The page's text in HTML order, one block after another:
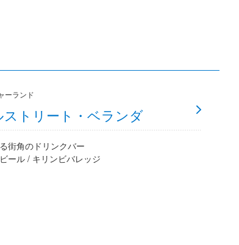
ーランド
ストリート・ベランダ
街角のドリンクバー
ール / キリンビバレッジ